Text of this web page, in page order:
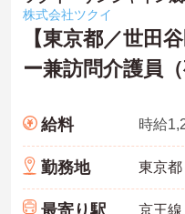
株式会社ツクイ
【東京都／世田
ー兼訪問介護員
給料 時給
勤務地
最寄り駅